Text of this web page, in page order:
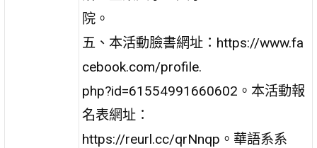
院。
五、本活動臉書網址：https://www.fa
cebook.com/profile.
php?id=61554991660602。本活動報
名表網址：
https://reurl.cc/qrNnqp。華語系系